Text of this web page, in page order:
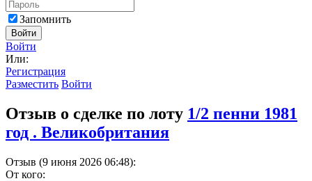
Запомнить
Войти
Войти
Или:
Регистрация
Разместить Войти
Отзыв о сделке по лоту 1/2 пенни 1981
год . Великобритания
Отзыв (9 июня 2026 06:48):
От кого: